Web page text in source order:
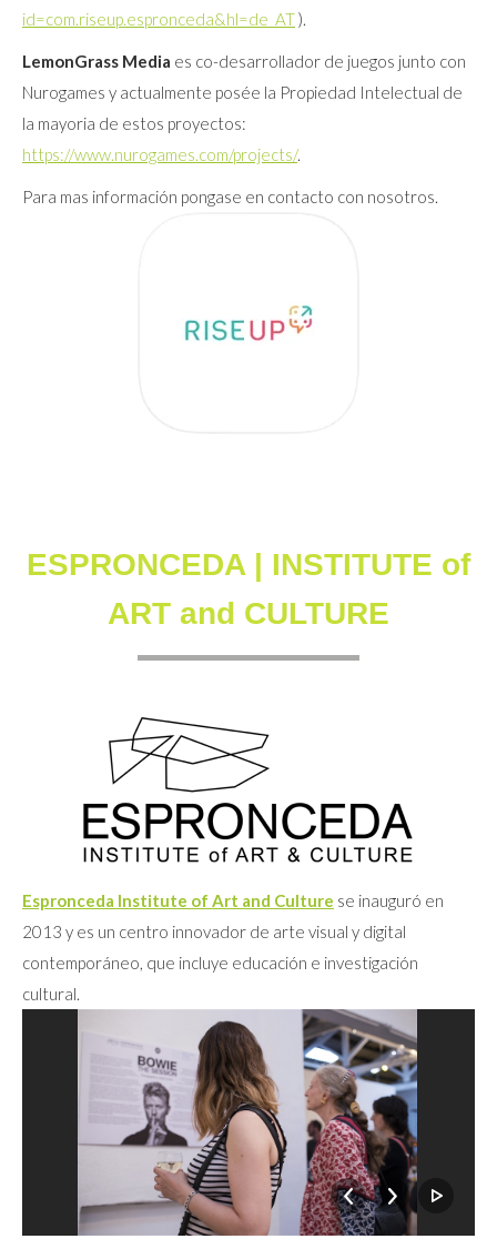
id=com.riseup.espronceda&hl=de_AT).
LemonGrass Media es co-desarrollador de juegos junto con
Nurogames y actualmente posée la Propiedad Intelectual de
la mayoria de estos proyectos:
https://www.nurogames.com/projects/.
Para mas información pongase en contacto con nosotros.
ESPRONCEDA | INSTITUTE of
ART and CULTURE
Espronceda Institute of Art and Culture se inauguró en
2013 y es un centro innovador de arte visual y digital
contemporáneo, que incluye educación e investigación
cultural.